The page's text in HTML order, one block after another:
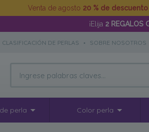
Venta de agosto 20 % de descuento
¡Elija 2 REGALOS
CLASIFICACIÓN DE PERLAS • SOBRE NOSOTROS
perla Color perla